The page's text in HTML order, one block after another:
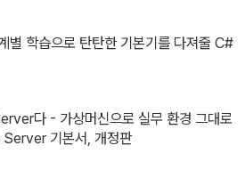
별 학습으로 탄탄한 기본기를 다져줄 C#
다 - 가상머신으로 실무 환경 그대로
기본서, 개정판